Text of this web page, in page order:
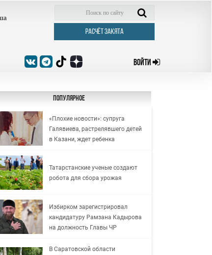
РАСЧЁТ ЗАКЯТА
ВОЙТИ
Популярное
«Плохие новости»: супруга
Галявиева, растрелявшего детей
в Казани, ждет ребенка
Татарстанские ученые создают
робота для сбора урожая
Избирком зарегистрировал
кандидатуру Рамзана Кадырова
на должность Главы ЧР
В Саратовской области